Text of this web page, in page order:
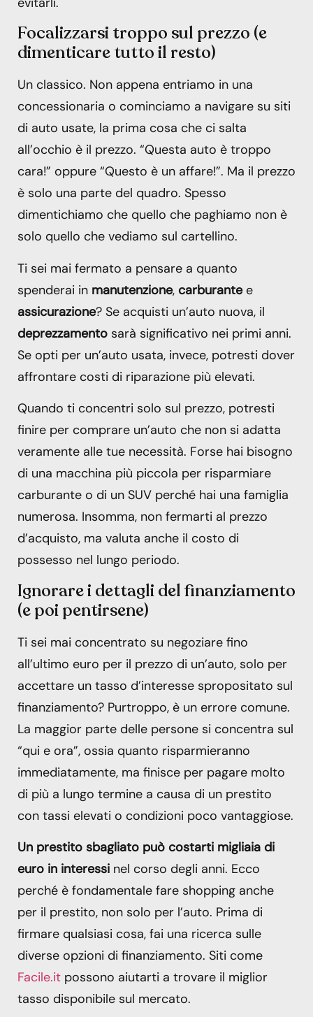
Focalizzarsi troppo sul prezzo (e
dimenticare tutto il resto)
Un classico. Non appena entriamo in una
concessionaria o cominciamo a navigare su siti
di auto usate, la prima cosa che ci salta
all’occhio è il prezzo. “Questa auto è troppo
cara!” oppure “Questo è un affare!”. Ma il prezzo
è solo una parte del quadro. Spesso
dimentichiamo che quello che paghiamo non è
solo quello che vediamo sul cartellino.
Ti sei mai fermato a pensare a quanto
spenderai in manutenzione, carburantee
assicurazione? Se acquisti un’auto nuova, il
deprezzamento sarà significativo nei primi anni.
Se opti per un’auto usata, invece, potresti dover
affrontare costi di riparazione più elevati.
Quando ti concentri solo sul prezzo, potresti
finire per comprare un’auto che non si adatta
veramente alle tue necessità. Forse hai bisogno
di una macchina più piccola per risparmiare
carburante o di un SUV perché hai una famiglia
numerosa. Insomma, non fermarti al prezzo
d’acquisto, ma valuta anche il costo di
possesso nel lungo periodo.
Ignorare i dettagli del finanziamento
(e poi pentirsene)
Ti sei mai concentrato su negoziare fino
all’ultimo euro per il prezzo di un’auto, solo per
accettare un tasso d’interesse spropositato sul
finanziamento? Purtroppo, è un errore comune.
La maggior parte delle persone si concentra sul
“qui e ora”, ossia quanto risparmieranno
immediatamente, ma finisce per pagare molto
di più a lungo termine a causa di un prestito
con tassi elevati o condizioni poco vantaggiose.
Un prestito sbagliato può costarti migliaia di
euro in interessi nel corso degli anni. Ecco
perché è fondamentale fare shopping anche
per il prestito, non solo per l’auto. Prima di
firmare qualsiasi cosa, fai una ricerca sulle
diverse opzioni di finanziamento. Siti come
Facile.it possono aiutarti a trovare il miglior
tasso disponibile sul mercato.